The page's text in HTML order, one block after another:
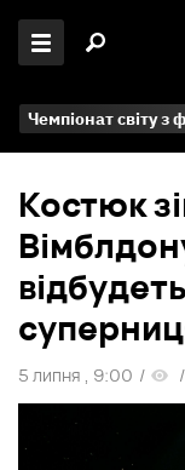
Чемпіонат світу з
Костюк
5 липня , 9:00 / /